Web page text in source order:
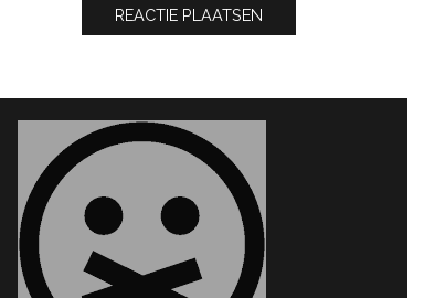
Bericht
navigatie